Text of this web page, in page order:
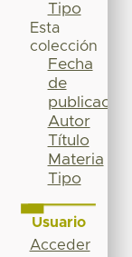
Tipo
Esta
colección
Fecha
de
publicación
Autor
Título
Materia
Tipo
Usuario
Acceder